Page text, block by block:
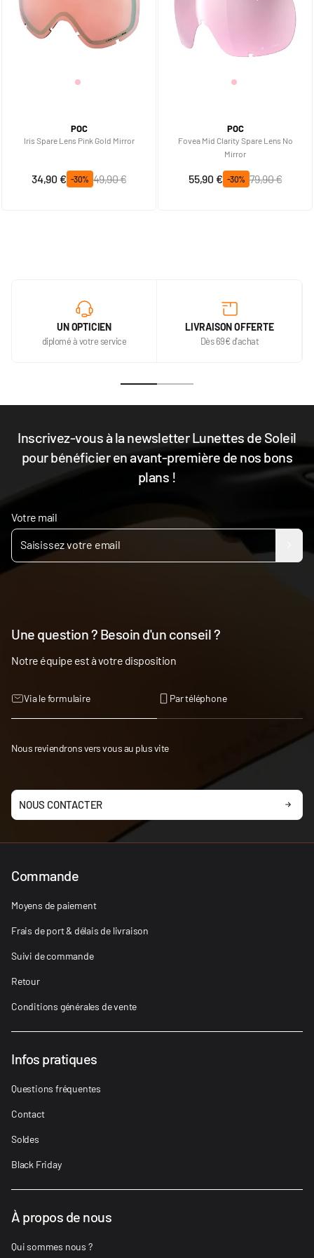
POC
Iris Spare Lens Pink Gold Mirror
Prix spécial
34,90 € -30%
Prix normal
49,90 €
POC
Fovea Mid Clarity Spare Lens No
Mirror
Prix spécial
55,90 € -30%
Prix normal
79,90 €
UN OPTICIEN
diplomé à votre service
LIVRAISON OFFERTE
Dès 69€ d'achat
Inscrivez-vous à la newsletter Lunettes de Soleil
pour bénéficier en avant-première de nos bons
plans !
Votre mail
Une question ? Besoin d'un conseil ?
Notre équipe est à votre disposition
Via le formulaire Par téléphone
Nous reviendrons vers vous au plus vite
NOUS CONTACTER
Commande
Moyens de paiement
Frais de port & délais de livraison
Suivi de commande
Retour
Conditions générales de vente
Infos pratiques
Questions fréquentes
Contact
Soldes
Black Friday
À propos de nous
Qui sommes nous ?